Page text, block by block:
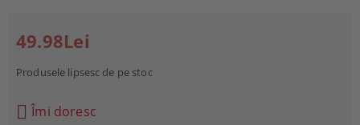
49.98Lei
Produsele lipsesc de pe stoc
Îmi doresc